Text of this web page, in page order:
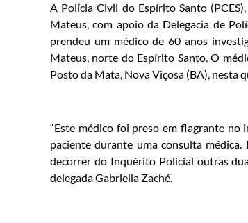
A Polícia Civil do Espírito Santo
Mateus, com apoio da Delegacia de
prendeu um médico de 60 anos
Mateus, norte do Espírito Santo. O
Posto da Mata, Nova Viçosa (BA), nesta
“Este médico foi preso em flagrante no
paciente durante uma consulta
decorrer do Inquérito Policial outras
delegada Gabriella Zaché.